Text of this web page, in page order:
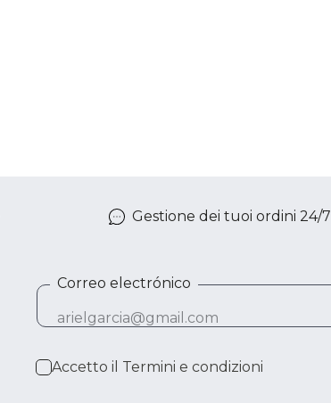
Gestione dei tuoi ordini 24/7
Correo electrónico
Accetto il Termini e condizioni